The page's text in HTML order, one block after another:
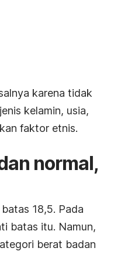
karena tidak
kelamin, usia,
faktor etnis.
normal,
18,5. Pada
batas itu. Namun,
berat badan